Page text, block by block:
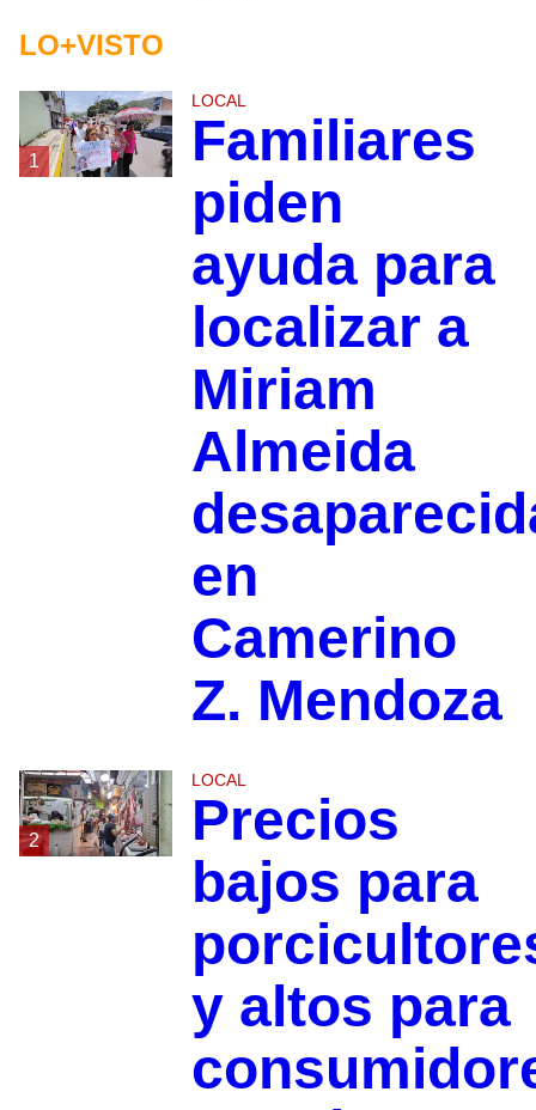
LO+VISTO
1
LOCAL
Familiares
piden
ayuda para
localizar a
Miriam
Almeida
en
Camerino
Z. Mendoza
2
LOCAL
Precios
bajos para
y altos para